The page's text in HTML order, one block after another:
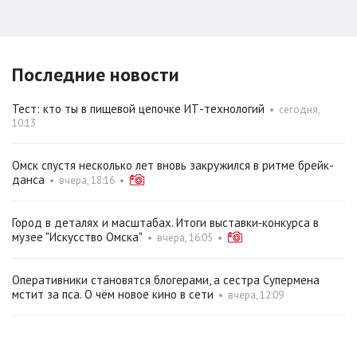
Последние новости
Тест: кто ты в пищевой цепочке ИТ-технологий • сегодня,
10:13
Омск спустя несколько лет вновь закружился в ритме брейк-
данса • вчера, 18:16 •
Город в деталях и масштабах. Итоги выставки‑конкурса в
музее "Искусство Омска" • вчера, 16:05 •
Оперативники становятся блогерами, а сестра Супермена
мстит за пса. О чём новое кино в сети • вчера, 12:09